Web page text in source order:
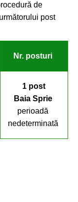
de
post
Nr. posturi
1 post
Baia Sprie
perioadă
nedeterminată